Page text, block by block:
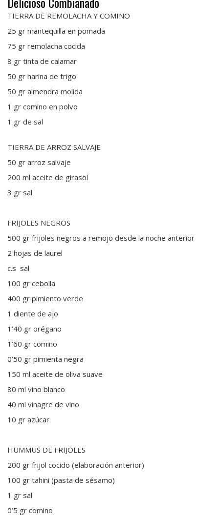
TIERRA DE REMOLACHA Y COMINO
25 gr mantequilla en pomada
75 gr remolacha cocida
8 gr tinta de calamar
50 gr harina de trigo
50 gr almendra molida
1 gr comino en polvo
1 gr de sal
TIERRA DE ARROZ SALVAJE
50 gr arroz salvaje
200 ml aceite de girasol
3 gr sal
FRIJOLES NEGROS
500 gr frijoles negros a remojo desde la noche anterior
2 hojas de laurel
c.s sal
100 gr cebolla
400 gr pimiento verde
1 diente de ajo
1’40 gr orégano
1’60 gr comino
0’50 gr pimienta negra
150 ml aceite de oliva suave
80 ml vino blanco
40 ml vinagre de vino
10 gr azúcar
HUMMUS DE FRIJOLES
200 gr frijol cocido (elaboración anterior)
100 gr tahini (pasta de sésamo)
1 gr sal
0’5 gr comino